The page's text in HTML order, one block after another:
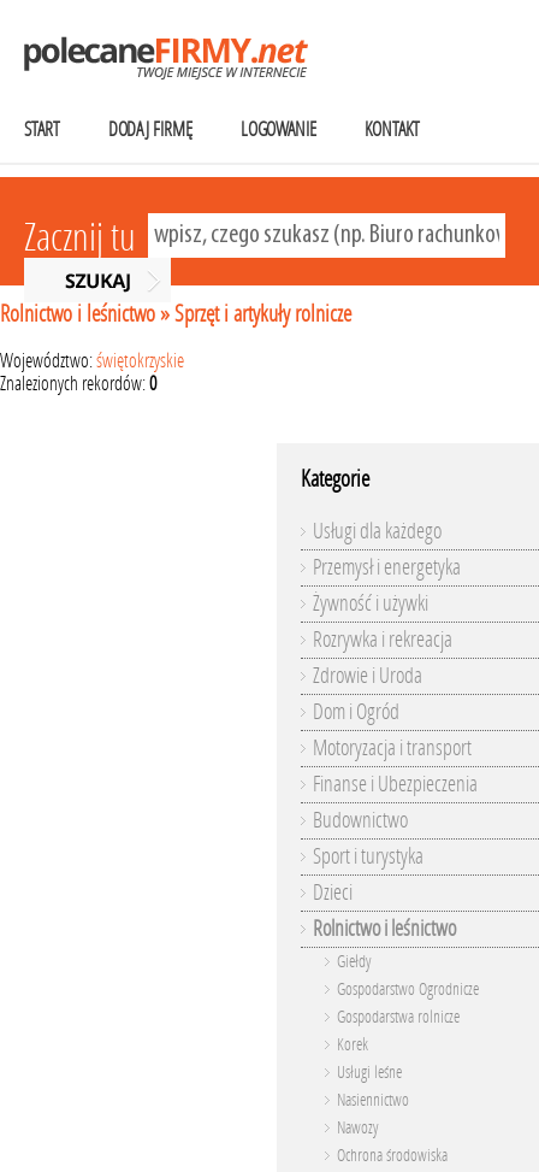
START DODAJ FIRMĘ LOGOWANIE KONTAKT
Zacznij tu
Rolnictwo i leśnictwo»Sprzęt i artykuły rolnicze
Województwo:świętokrzyskie
Znalezionych rekordów:0
Kategorie
Usługi dla każdego
Przemysł i energetyka
Żywność i używki
Rozrywka i rekreacja
Zdrowie i Uroda
Dom i Ogród
Motoryzacja i transport
Finanse i Ubezpieczenia
Budownictwo
Sport i turystyka
Dzieci
Rolnictwo i leśnictwo
Giełdy
Gospodarstwo Ogrodnicze
Gospodarstwa rolnicze
Korek
Usługi leśne
Nasiennictwo
Nawozy
Ochrona środowiska